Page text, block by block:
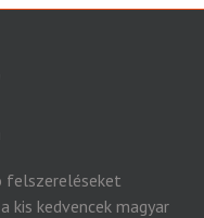
felszereléseket
kis kedvencek magyar